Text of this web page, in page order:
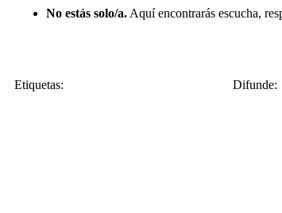
No estás solo/a. Aquí encontrarás escucha,
Etiquetas: Difunde: